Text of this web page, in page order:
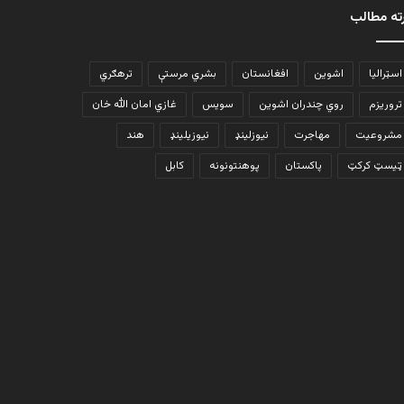
مطالب
اسټرالیا اشوین افغانستان بشري مرستې
ترهګري
تروریزم
روي چندران اشوین سویس
غازي امان الله خان
مشروعیت
مهاجرت نیوزلینډ نیوزیلینډ
هند
ټیسټ کرکټ
پاکستان پوهنتونونه کابل